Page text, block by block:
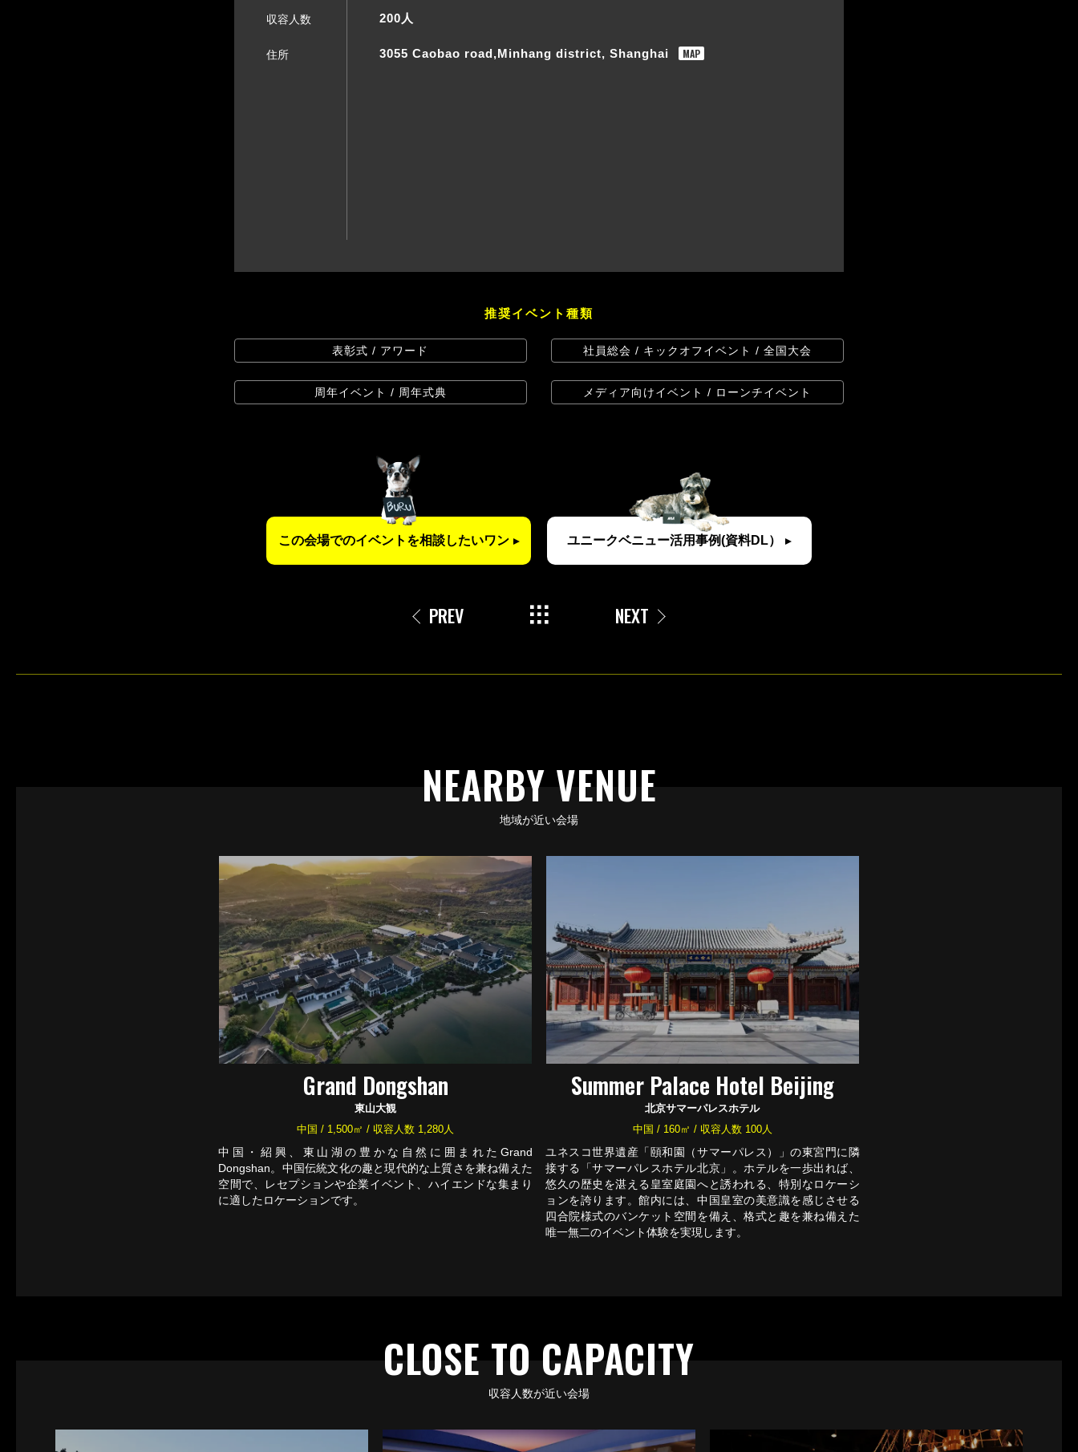
収容人数 200人
住所 3055 Caobao road,Minhang district, Shanghai MAP
推奨イベント種類
表彰式 / アワード 社員総会 / キックオフイベント / 全国大会
周年イベント / 周年式典 メディア向けイベント / ローンチイベント
この会場でのイベントを相談したいワン ユニークベニュー活用事例(資料DL）
PREV NEXT
地域が近い会場
NEARBY VENUE
Grand Dongshan
東山大観
中国 / 1,500㎡ / 収容人数 1,280人
中国・紹興、東山湖の豊かな自然に囲まれたGrand
Dongshan。中国伝統文化の趣と現代的な上質さを兼ね備えた
空間で、レセプションや企業イベント、ハイエンドな集まり
に適したロケーションです。
Summer Palace Hotel Beijing
北京サマーパレスホテル
中国 / 160㎡ / 収容人数 100人
ユネスコ世界遺産「頤和園（サマーパレス）」の東宮門に隣
接する「サマーパレスホテル北京」。ホテルを一歩出れば、
悠久の歴史を湛える皇室庭園へと誘われる、特別なロケーシ
ョンを誇ります。館内には、中国皇室の美意識を感じさせる
四合院様式のバンケット空間を備え、格式と趣を兼ね備えた
唯一無二のイベント体験を実現します。
収容人数が近い会場
CLOSE TO CAPACITY